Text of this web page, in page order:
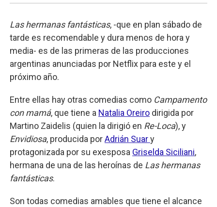
Las hermanas fantásticas, -que en plan sábado de
tarde es recomendable y dura menos de hora y
media- es de las primeras de las producciones
argentinas anunciadas por Netflix para este y el
próximo año.
Entre ellas hay otras comedias como Campamento
con mamá, que tiene a Natalia Oreiro dirigida por
Martino Zaidelis (quien la dirigió en Re-Loca), y
Envidiosa, producida porAdrián Suary
protagonizada por su exesposa Griselda Siciliani,
hermana de una de las heroínas de Las hermanas
fantásticas.
Son todas comedias amables que tiene el alcance